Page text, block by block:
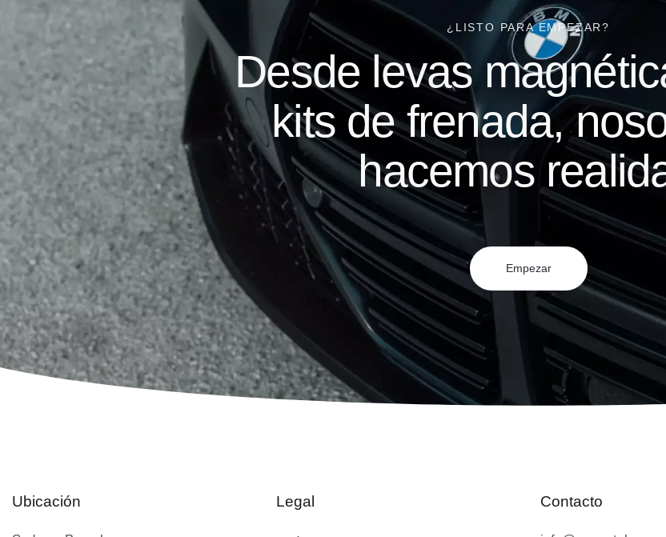
¿LISTO PARA EMPEZAR?
Desde levas
kits de frenada,
hacemos
Empezar
Ubicación Legal Contacto